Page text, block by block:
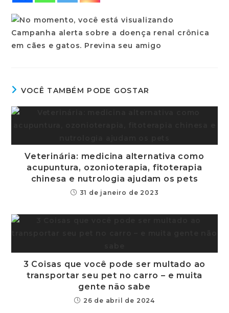
VOCÊ TAMBÉM PODE GOSTAR
Veterinária: medicina alternativa como
acupuntura, ozonioterapia, fitoterapia
chinesa e nutrologia ajudam os pets
31 de janeiro de 2023
3 Coisas que você pode ser multado ao
transportar seu pet no carro – e muita
gente não sabe
26 de abril de 2024